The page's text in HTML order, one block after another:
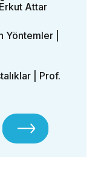
Attar
Yöntemler |
| Prof.